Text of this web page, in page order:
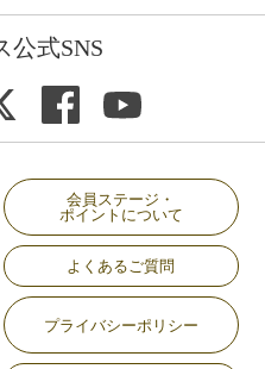
公式SNS
会員ステージ・
ポイントについて
よくあるご質問
プライバシーポリシー